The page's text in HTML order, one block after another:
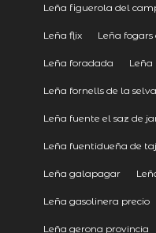
Leña figuerola del
Leña flix Leña fogars
Leña foradada Leña
Leña fornells de la selva
Leña fuente el saz de
Leña fuentidueña de
Leña galapagar
Leña gasolinera precio
Leña gerona provincia